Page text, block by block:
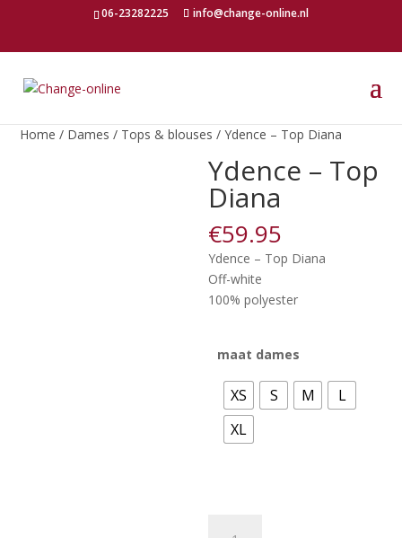
06-23282225 info@change-online.nl
Home / Dames / Tops & blouses / Ydence – Top Diana
Ydence – Top
Diana
€59.95
Ydence – Top Diana
Off-white
100% polyester
maat dames
XS S M
L
XL